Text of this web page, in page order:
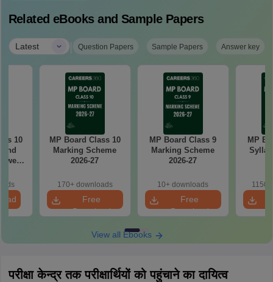
Related eBooks and Sample Papers
Latest | Question Papers Sample Papers Answer key
10
MP Board Class 10
Marking Scheme
2026-27
170+ downloads
Free
Download
MP Board Class 9
Marking Scheme
2026-27
10+ downloads
Free
Download
MP
View all Ebooks
परीक्षा केन्द्र तक परीक्षार्थियों को पहुंचाने का दायित्व